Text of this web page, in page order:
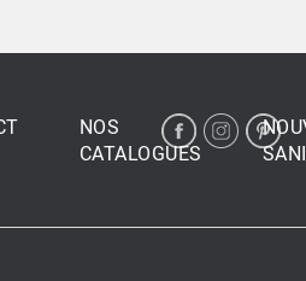
NOS
CATALOGUES